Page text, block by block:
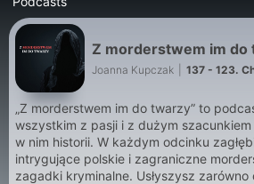
Z morderstwem im do
Joanna Kupczak 137 - 123.
„Z morderstwem im do twarzy” to
wszystkim z pasji i z dużym
w nim historii. W każdym odcinku
intrygujące polskie i zagraniczne
zagadki kryminalne. Usłyszysz zarówno